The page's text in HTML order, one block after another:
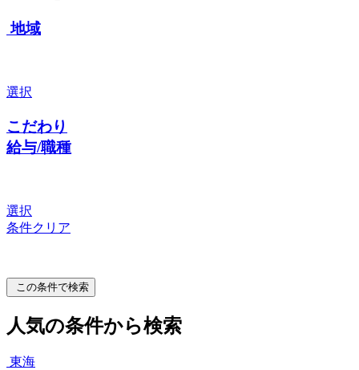
地域
選択
こだわり
給与/職種
選択
条件クリア
この条件で検索
人気の条件から検索
東海